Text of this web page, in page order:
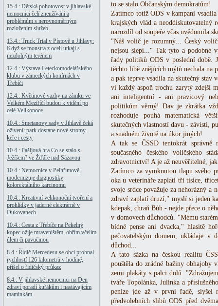
15.4.: Dětská pohotovost v jihlavské
nemocnici čelí zneužívání a
problémům s nerovnoměrným
rozložením služeb
13.4.: Truck Trial v Pístově u Jihlavy:
Když se monstra z oceli utkají s
nezdolným terénem
12.4.: Výstava Leteckomodelářského
klubu v zámeckých konírnách v
Třebíči
12.4.: Květinové vazby na zámku ve
Velkém Meziříčí budou k vidění po
celé Velikonoce
10.4.: Smetanovy sady v Jihlavě čeká
oživení: park dostane nové stromy,
keře i cesty
10.4.: Pašijová hra Co se stalo s
Ježíšem? ve Žďáře nad Sázavou
10.4.: Nemocnice v Pelhřimově
modernizuje diagnostiky
kolorektálního karcinomu
10.4.: Kreativní velikonoční tvoření a
prohlídky v jaderné elektrárně v
Dukovanech
10.4.: Cesta z Třebíče na Pekelný
kopec ožije mraveništěm, obřím včelím
úlem či pavučinou
8.4.: Řidič Mercedesu se obcí prohnal
rychlostí 126 kilometrů v hodině,
přišel o řidičský průkaz
8.4.: V jihlavské nemocnici na Den
zdraví poradí kuřákům i nastávajícím
maminkám
to se stalo Občanským demokratům!
Zatímco totiž ODS v kampani vsadila
krajských vlád a neoddiskutovatelný
narozdíl od soupeře včas uvědomila
"Náš volič je rozumný... Český volič
nejsou slepí..." Tak tyto a podobné
řady politiků ODS v poslední době.
těchto libě znějících mýtů nechala na
a pak teprve vsadila na skutečný
ví každý aspoň trochu zarytý zdejší
ani inteligentní - ani pravicový
politikům věrný! Dav je zkrátka
rozhoduje pouhá matematická
skutečných vlastností davu - závisti,
a snadném životě na úkor jiných!
A tak se ČSSD tentokrát správně
současného českého voličského
zdravotnictví! A je až neuvěřitelné,
Zatímco za vymknutou tlapu svého
oka u veterináře zaplatí tři tisíce,
svoje srdce považuje za nehorázný
zdraví zaplatí druzí," myslí si jeden
kdepak, chraň Bůh - nejde přece o
v domovech důchodců. "Mému
bídné pense ani dvacka," hlasitě
pečovatelským domem, ukládaje v
důchod...
A tato sázka na českou realitu
pouštěla do zrádné bažiny obhajoby
zemi plakáty s palci dolů.
tváře Topolánka, Julínka a
peníze jde až v první řadě, slyšel
předvolebních slibů ODS před